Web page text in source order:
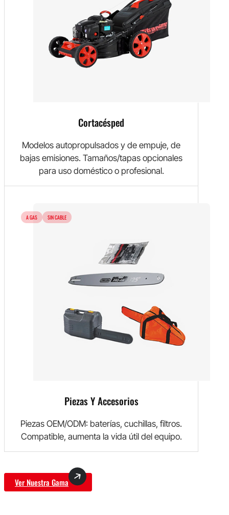
Cortacésped
Modelos autopropulsados y de empuje, de
bajas emisiones. Tamaños/tapas opcionales
para uso doméstico o profesional.
A GAS SIN CABLE
Piezas Y Accesorios
Piezas OEM/ODM: baterías, cuchillas, filtros.
Compatible, aumenta la vida útil del equipo.
Ver Nuestra Gama